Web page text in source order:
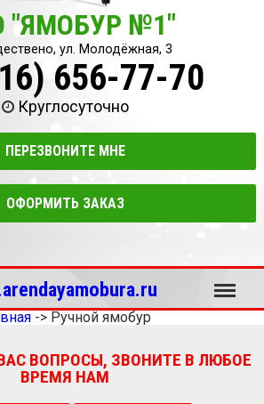
"ЯМОБУР №1"
ул. Молодёжная, 3
656-77-70
Круглосуточно
ПЕРЕЗВОНИТЕ МНЕ
ОФОРМИТЬ ЗАКАЗ
Меню
-> Ручной ямобур
ВОПРОСЫ, ЗВОНИТЕ В ЛЮБОЕ
ВРЕМЯ НАМ